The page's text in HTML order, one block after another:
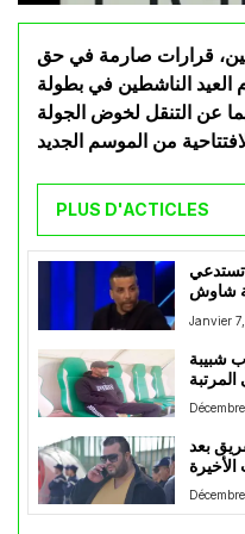
قرارات صارمة في حق
العيد الناشطين في بطولة
عن التنقل لخوض الجولة
PLUS D'ACTICLES
تستدعي
شاوش
Janvier
شبيبة
الذهاب
بعد
الأخيرة